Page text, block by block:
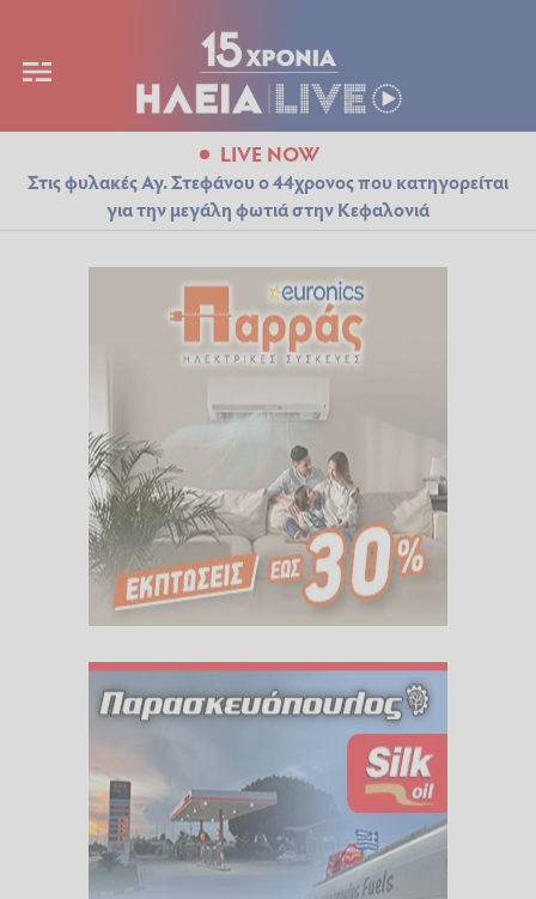
LIVE NOW
Στις φυλακές Αγ. Στεφάνου ο 44χρονος που κατηγορείται
για την μεγάλη φωτιά στην Κεφαλονιά